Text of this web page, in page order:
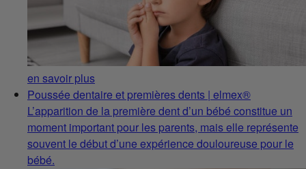
en savoir plus
Poussée dentaire et premières dents | elmex®
L’apparition de la première dent d’un bébé constitue un
moment important pour les parents, mais elle représente
souvent le début d’une expérience douloureuse pour le
bébé.